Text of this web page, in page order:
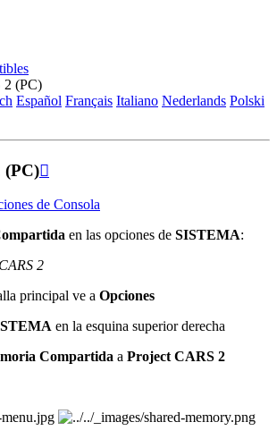
2 (PC)
Español Français Italiano Nederlands Polski
(PC)
de Consola
en las opciones de SISTEMA:
2
principal ve a Opciones
en la esquina superior derecha
Compartida a Project CARS 2